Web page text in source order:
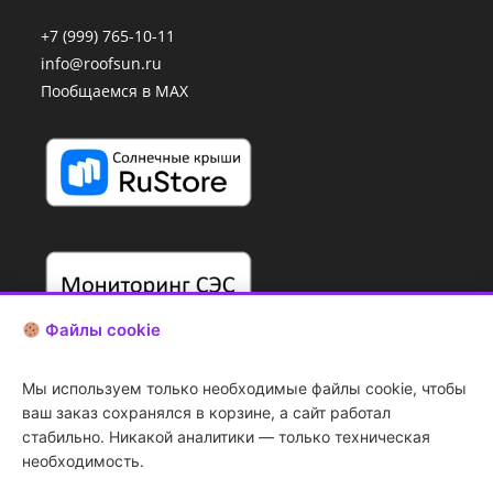
+7 (999) 765-10-11
info@roofsun.ru
Пообщаемся в MAX
Файлы cookie
Мы используем только необходимые файлы cookie, чтобы
ваш заказ сохранялся в корзине, а сайт работал
стабильно. Никакой аналитики — только техническая
необходимость.